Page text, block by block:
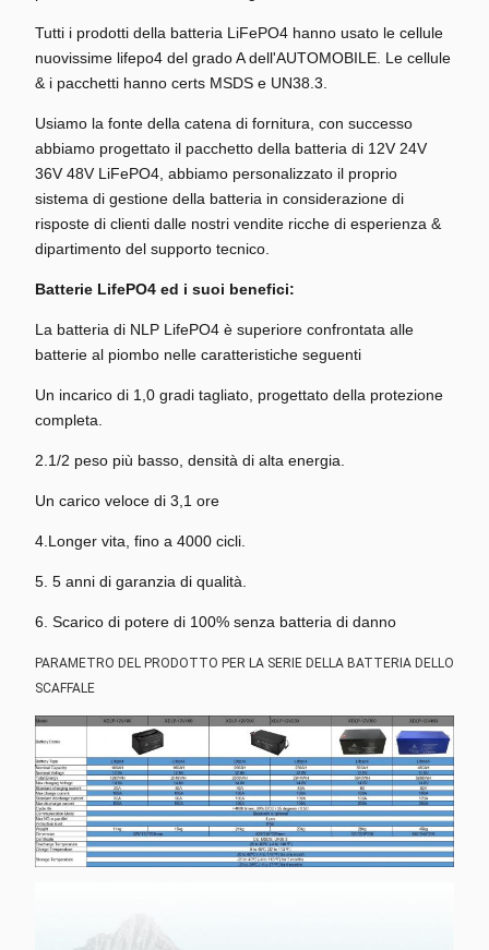
Tutti i prodotti della batteria LiFePO4 hanno usato le cellule
nuovissime lifepo4 del grado A dell'AUTOMOBILE. Le cellule
& i pacchetti hanno certs MSDS e UN38.3.
Usiamo la fonte della catena di fornitura, con successo
abbiamo progettato il pacchetto della batteria di 12V 24V
36V 48V LiFePO4, abbiamo personalizzato il proprio
sistema di gestione della batteria in considerazione di
risposte di clienti dalle nostri vendite ricche di esperienza &
dipartimento del supporto tecnico.
Batterie LifePO4 ed i suoi benefici:
La batteria di NLP LifePO4 è superiore confrontata alle
batterie al piombo nelle caratteristiche seguenti
Un incarico di 1,0 gradi tagliato, progettato della protezione
completa.
2.1/2 peso più basso, densità di alta energia.
Un carico veloce di 3,1 ore
4.Longer vita, fino a 4000 cicli.
5. 5 anni di garanzia di qualità.
6. Scarico di potere di 100% senza batteria di danno
PARAMETRO DEL PRODOTTO PER LA SERIE DELLA BATTERIA DELLO
SCAFFALE